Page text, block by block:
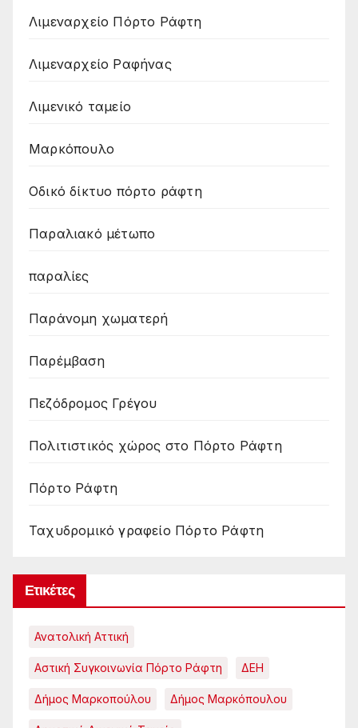
Λιμεναρχείο Πόρτο Ράφτη
Λιμεναρχείο Ραφήνας
Λιμενικό ταμείο
Μαρκόπουλο
Οδικό δίκτυο πόρτο ράφτη
Παραλιακό μέτωπο
παραλίες
Παράνομη χωματερή
Παρέμβαση
Πεζόδρομος Γρέγου
Πολιτιστικός χώρος στο Πόρτο Ράφτη
Πόρτο Ράφτη
Ταχυδρομικό γραφείο Πόρτο Ράφτη
Ετικέτες
Ανατολική Αττική
Αστική Συγκοινωνία Πόρτο Ράφτη ΔΕΗ
Δήμος Μαρκοπούλου Δήμος Μαρκόπουλου